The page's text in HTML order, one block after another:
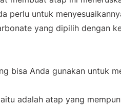
perlu untuk
yang dipilih dengan
bisa Anda gunakan untuk
adalah atap yang